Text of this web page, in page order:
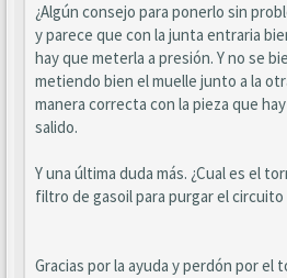
¿Algún consejo para ponerlo sin
y parece que con la junta entraria
hay que meterla a presión. Y no se
metiendo bien el muelle junto a la
manera correcta con la pieza que
salido.
Y una última duda más. ¿Cual es el
filtro de gasoil para purgar el circuito
Gracias por la ayuda y perdón por el